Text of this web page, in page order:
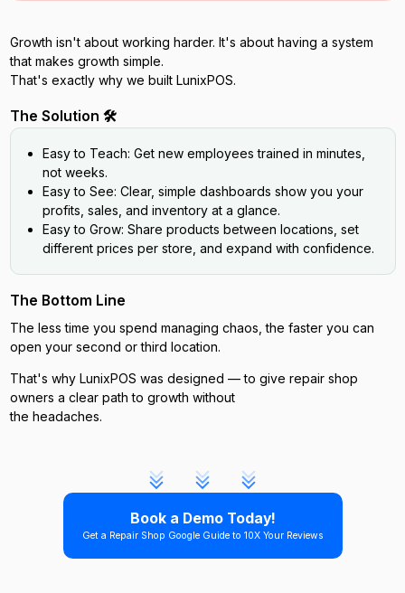
Growth isn't about working harder. It's about having a system
that makes growth simple.
That's exactly why we built LunixPOS.
The Solution 🛠️
Easy to Teach: Get new employees trained in minutes,
not weeks.
Easy to See: Clear, simple dashboards show you your
profits, sales, and inventory at a glance.
Easy to Grow: Share products between locations, set
different prices per store, and expand with confidence.
The Bottom Line
The less time you spend managing chaos, the faster you can
open your second or third location.
That's why LunixPOS was designed — to give repair shop
owners a clear path to growth without
the headaches.
Book a Demo Today!
Get a Repair Shop Google Guide to 10X Your Reviews